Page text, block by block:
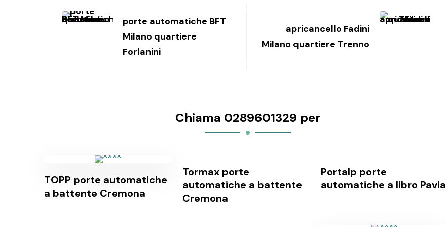
articoli
porte automatiche BFT
Milano quartiere
Forlanini
apricancello Fadini
Milano quartiere Trenno
Chiama 0289601329 per
TOPP porte automatiche
a battente Cremona
Tormax porte
automatiche a battente
Cremona
Portalp porte
automatiche a libro Pavia